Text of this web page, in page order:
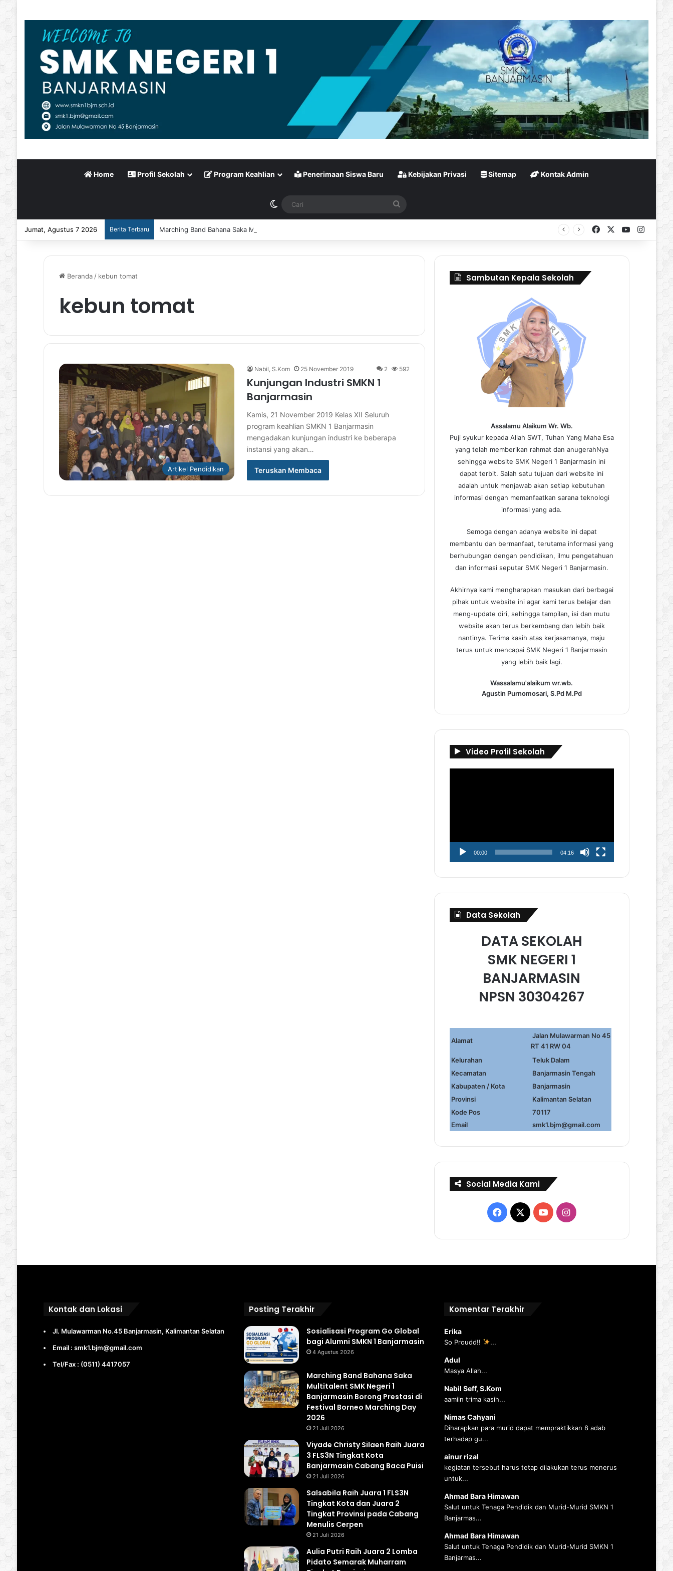
Home Profil Sekolah Program Keahlian Penerimaan Siswa Baru Kebijakan Privasi Sitemap Kontak Admin
Switch skin Cari
Jumat, Agustus 7 2026 Berita Terbaru Marching Band Bahana Saka Multitalent SMK Negeri 1 Banjarmasin Borong Prestasi di Festival Borneo Marching Day 2026 FacebookYouTube
Beranda / kebun tomat
kebun tomat
Artikel Pendidikan
Nabil, S.Kom 25 November 2019 2 592
Kunjungan Industri SMKN 1
Banjarmasin
Kamis, 21 November 2019 Kelas XII Seluruh
program keahlian SMKN 1 Banjarmasin
mengadakan kunjungan industri ke beberapa
instansi yang akan…
Teruskan Membaca
Sambutan Kepala Sekolah
Assalamu Alaikum Wr. Wb.
Puji syukur kepada Allah SWT, Tuhan Yang Maha Esa
yang telah memberikan rahmat dan anugerahNya
sehingga website SMK Negeri 1 Banjarmasin ini
dapat terbit. Salah satu tujuan dari website ini
adalah untuk menjawab akan setiap kebutuhan
informasi dengan memanfaatkan sarana teknologi
informasi yang ada.
Semoga dengan adanya website ini dapat
membantu dan bermanfaat, terutama informasi yang
berhubungan dengan pendidikan, ilmu pengetahuan
dan informasi seputar SMK Negeri 1 Banjarmasin.
Akhirnya kami mengharapkan masukan dari berbagai
pihak untuk website ini agar kami terus belajar dan
meng-update diri, sehingga tampilan, isi dan mutu
website akan terus berkembang dan lebih baik
nantinya. Terima kasih atas kerjasamanya, maju
terus untuk mencapai SMK Negeri 1 Banjarmasin
yang lebih baik lagi.
Wassalamu'alaikum wr.wb.
Agustin Purnomosari, S.Pd M.Pd
Video Profil Sekolah
00:00 04:16
Data Sekolah
DATA SEKOLAH
SMK NEGERI 1
BANJARMASIN
NPSN 30304267
Alamat
Jalan Mulawarman No 45
RT 41 RW 04
Kelurahan
Teluk Dalam
Kecamatan
Banjarmasin Tengah
Kabupaten / Kota
Banjarmasin
Provinsi
Kalimantan Selatan
Kode Pos
70117
Email
smk1.bjm@gmail.com
Social Media Kami
Facebook
X YouTubeInstagram
Kontak dan Lokasi
Jl. Mulawarman No.45 Banjarmasin, Kalimantan Selatan
Email : smk1.bjm@gmail.com
Tel/Fax : (0511) 4417057
Posting Terakhir
Sosialisasi Program Go Global
bagi Alumni SMKN 1 Banjarmasin
4 Agustus 2026
Marching Band Bahana Saka
Multitalent SMK Negeri 1
Banjarmasin Borong Prestasi di
Festival Borneo Marching Day
2026
21 Juli 2026
Viyade Christy Silaen Raih Juara
3 FLS3N Tingkat Kota
Banjarmasin Cabang Baca Puisi
21 Juli 2026
Salsabila Raih Juara 1 FLS3N
Tingkat Kota dan Juara 2
Tingkat Provinsi pada Cabang
Menulis Cerpen
21 Juli 2026
Aulia Putri Raih Juara 2 Lomba
Pidato Semarak Muharram
Komentar Terakhir
Erika
So Proudd!! ...
Adul
Masya Allah...
Nabil Seff, S.Kom
aamiin trima kasih...
Nimas Cahyani
Diharapkan para murid dapat mempraktikkan 8 adab
terhadap gu...
ainur rizal
kegiatan tersebut harus tetap dilakukan terus menerus
untuk...
Ahmad Bara Himawan
Salut untuk Tenaga Pendidik dan Murid-Murid SMKN 1
Banjarmas...
Ahmad Bara Himawan
Salut untuk Tenaga Pendidik dan Murid-Murid SMKN 1
Banjarmas...